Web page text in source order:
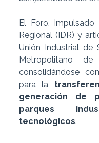
El Foro,
Regional (IDR) y
Unión Industrial de
Metropolitano
consolidándose
para la
generación de
parques
tecnológicos.